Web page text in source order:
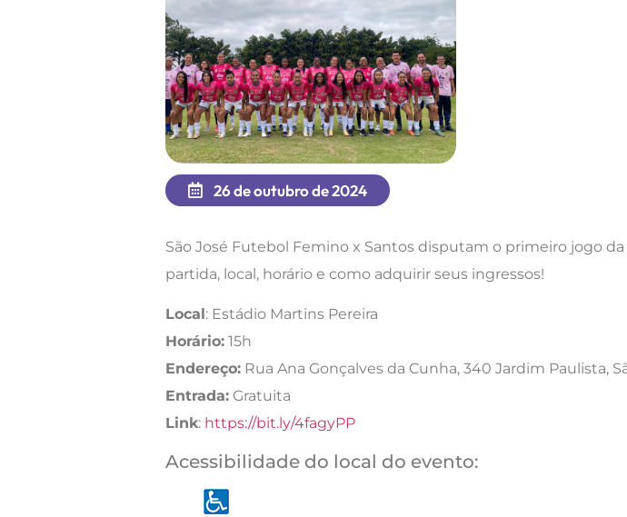
26 de outubro de 2024
São José Futebol Femino x Santos disputam o primeiro jogo
partida, local, horário e como adquirir seus ingressos!
Local : Estádio Martins Pereira
Horário: 15h
Endereço: Rua Ana Gonçalves da Cunha, 340 Jardim Paulista,
Entrada: Gratuita
Link: https://bit.ly/4fagyPP
Acessibilidade do local do evento: